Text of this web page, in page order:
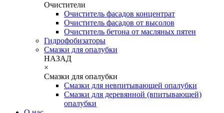
Очистители
Очиститель фасадов концентрат
Очиститель фасадов от высолов
Очиститель бетона от масляных пятен
Гидрофобизаторы
Смазки для опалубки
НАЗАД
×
Смазки для опалубки
Смазки для невпитывающей опалубки
Смазки для деревянной (впитывающей)
опалубки